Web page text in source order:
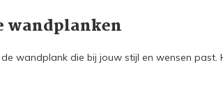
wandplanken
wandplank die bij jouw stijl en wensen